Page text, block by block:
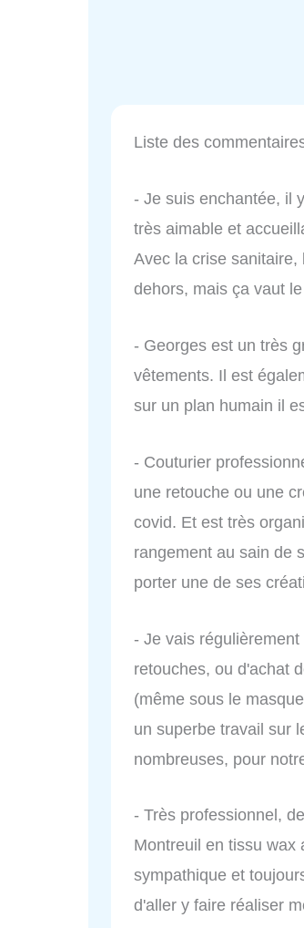
Liste des
- Je suis enchantée, il
très aimable et
Avec la crise
dehors, mais ça vaut
- Georges est un très
vêtements. Il est
sur un plan humain il
- Couturier
une retouche ou une
covid. Et est très
rangement au sain de
porter une de ses
- Je vais
retouches, ou d'achat
(même sous le
un superbe travail sur
nombreuses, pour
- Très professionnel,
Montreuil en tissu wax
sympathique et
d'aller y faire réaliser